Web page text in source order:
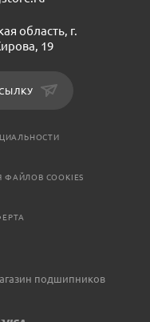
область, г.
19
COOKIES
подшипников